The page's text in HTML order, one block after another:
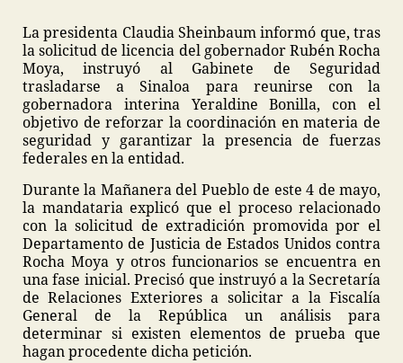
La presidenta Claudia Sheinbaum informó que, tras
la solicitud de licencia del gobernador Rubén Rocha
Moya, instruyó al Gabinete de Seguridad
trasladarse a Sinaloa para reunirse con la
gobernadora interina Yeraldine Bonilla, con el
objetivo de reforzar la coordinación en materia de
seguridad y garantizar la presencia de fuerzas
federales en la entidad.
Durante la Mañanera del Pueblo de este 4 de mayo,
la mandataria explicó que el proceso relacionado
con la solicitud de extradición promovida por el
Departamento de Justicia de Estados Unidos contra
Rocha Moya y otros funcionarios se encuentra en
una fase inicial. Precisó que instruyó a la Secretaría
de Relaciones Exteriores a solicitar a la Fiscalía
General de la República un análisis para
determinar si existen elementos de prueba que
hagan procedente dicha petición.